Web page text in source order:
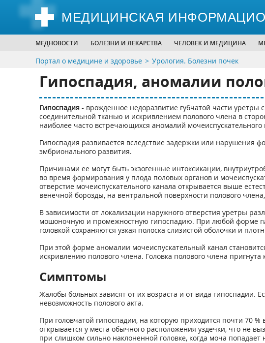
МЕДИЦИНСКАЯ
МЕДНОВОСТИ БОЛЕЗНИ И ЛЕКАРСТВА ЧЕЛОВЕК И МЕДИЦИНА
Портал о медицине и здоровье Урология. Болезни почек
Гипоспадия, аномалии
Гипоспадия- врожденное недоразвитие губчатой части уретры
соединительной тканью и искривлением полового члена в
наиболее часто встречающихся аномалий
Гипоспадия развивается вследствие задержки или нарушения
эмбрионального развития.
Причинами ее могут быть экзогенные интоксикации,
во время формирования у плода половых органов и
отверстие мочеиспускательного канала открывается выше
венечной борозды, на вентральной поверхности полового
В зависимости от локализации наружного отверстия уретры
мошоночную и промежностную гипоспадию. При любой форме
головкой сохраняются узкая полоска слизистой оболочки и
При этой форме аномалии мочеиспускательный канал
искривлению полового члена. Головка полового члена
Симптомы
Жалобы больных зависят от их возраста и от вида гипоспадии.
невозможность полового акта.
При головчатой гипоспадии, на которую приходится почти 70
открывается у места обычного расположения уздечки, что не
при слишком сильно наклоненной головке, когда моча попадает